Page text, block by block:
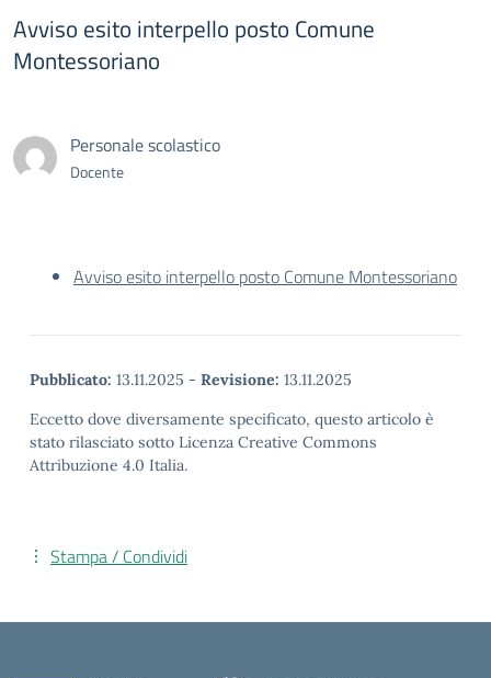
Avviso esito interpello posto Comune
Montessoriano
Personale scolastico
Docente
Avviso esito interpello posto Comune Montessoriano
Pubblicato: 13.11.2025 - Revisione: 13.11.2025
Eccetto dove diversamente specificato, questo articolo è
stato rilasciato sotto Licenza Creative Commons
Attribuzione 4.0 Italia.
Stampa / Condividi